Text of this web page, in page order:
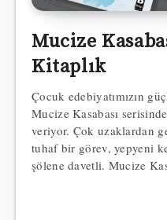
Mucize
Kitaplık
Çocuk edebiyatımızın
Mucize Kasabası
veriyor. Çok uzaklardan
tuhaf bir görev, yepyeni
şölene davetli. Mucize